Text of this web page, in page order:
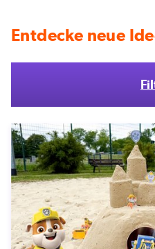
Entdecke neue